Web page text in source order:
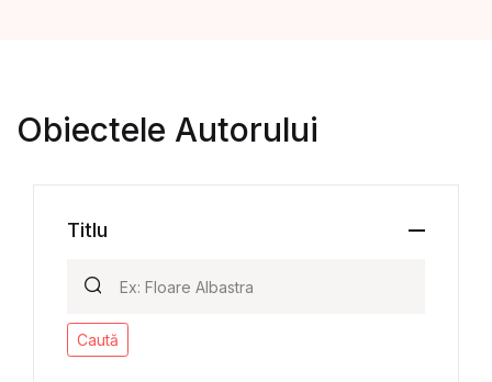
Obiectele Autorului
Titlu
Caută